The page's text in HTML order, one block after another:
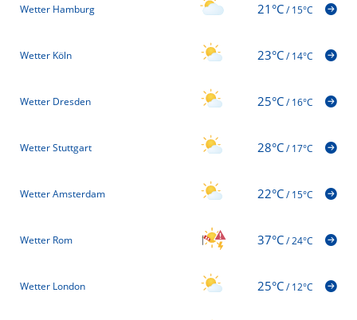
Wetter Hamburg 21°C/15°C
Wetter Köln 23°C/14°C
Wetter Dresden 25°C/16°C
Wetter Stuttgart 28°C/17°C
Wetter Amsterdam 22°C/15°C
Wetter Rom 37°C/24°C
Wetter London 25°C/12°C